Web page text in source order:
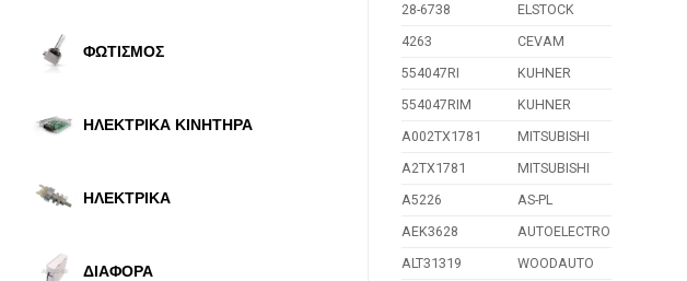
ΦΩΤΙΣΜΟΣ
ΗΛΕΚΤΡΙΚΑ ΚΙΝΗΤΗΡΑ
ΗΛΕΚΤΡΙΚΑ
ΔΙΑΦΟΡΑ
28-6738
ELSTOCK
4263
CEVAM
554047RI
KUHNER
554047RIM
KUHNER
A002TX1781
MITSUBISHI
A2TX1781
MITSUBISHI
A5226
AS-PL
AEK3628
AUTOELECTRO
ALT31319
WOODAUTO